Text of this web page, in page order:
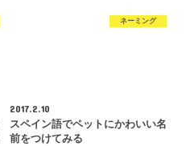
ネーミング
2017.2.10
スペイン語でペットにかわいい名
前をつけてみる